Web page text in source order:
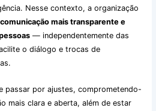
Nesse contexto, a organização
mais transparente e
— independentemente das
o diálogo e trocas de
passar por ajustes, comprometendo-
mais clara e aberta, além de estar